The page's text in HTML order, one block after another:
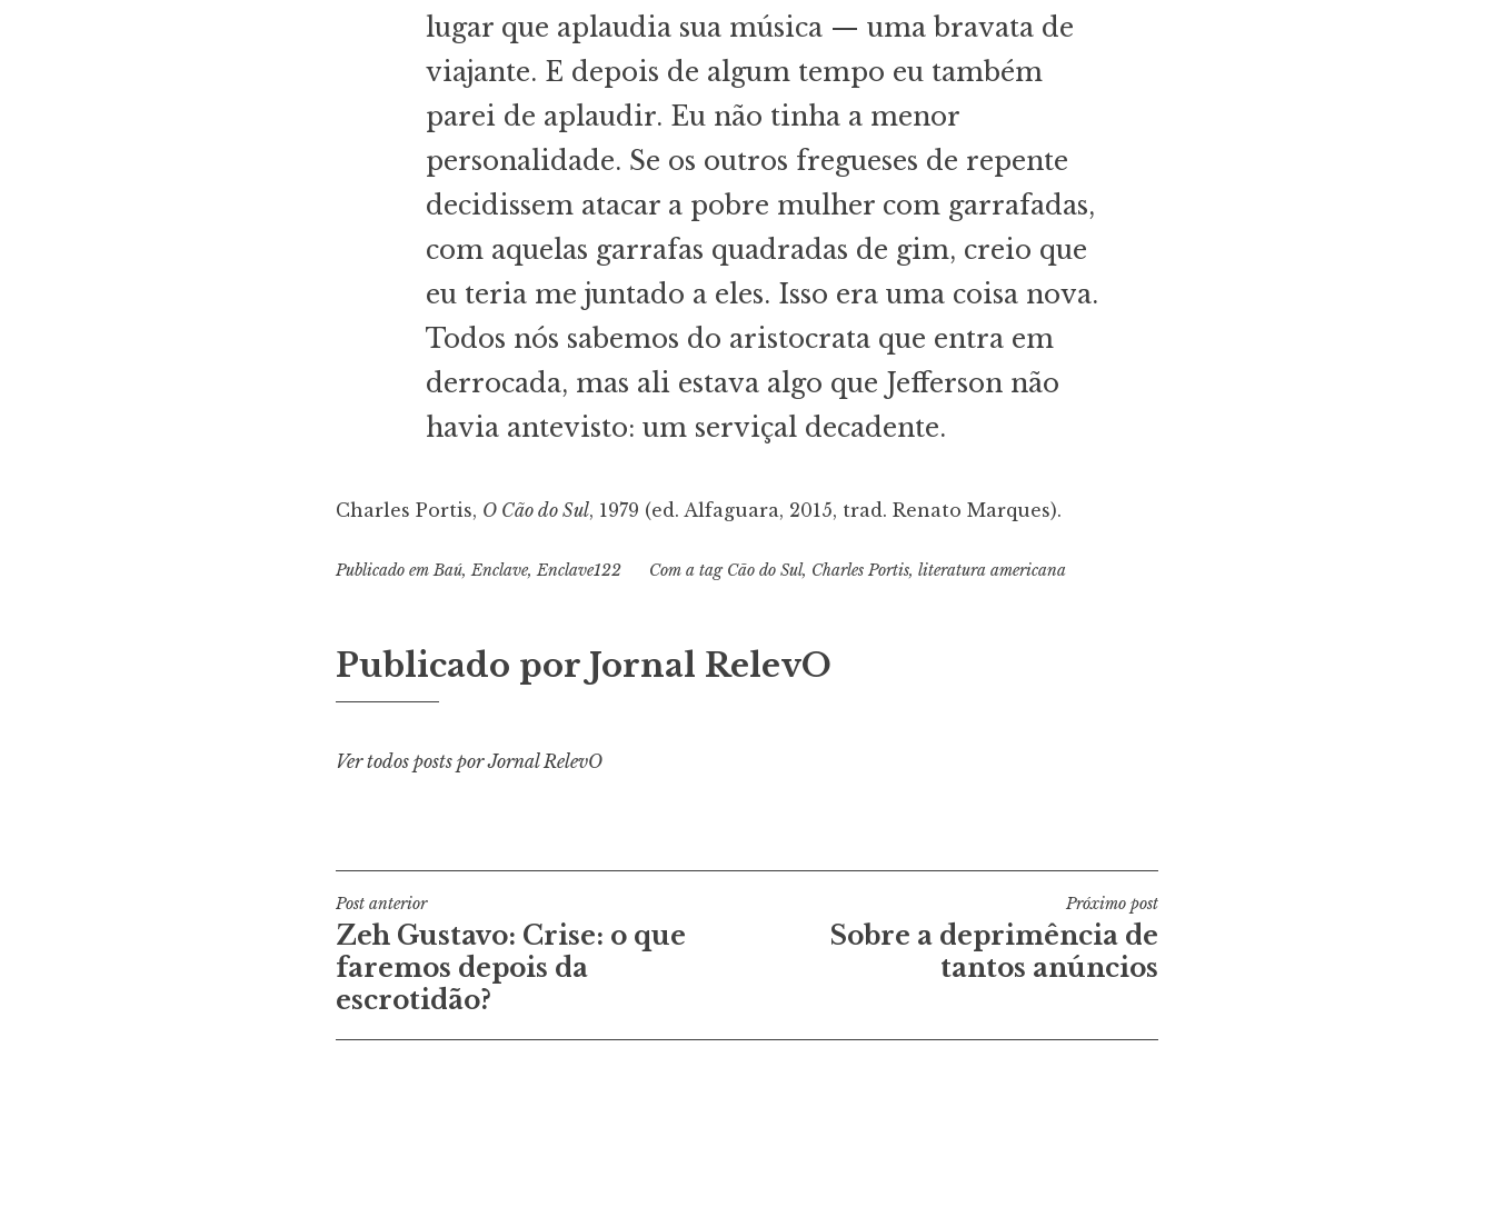
lugar que aplaudia sua música — uma bravata de
viajante. E depois de algum tempo eu também
parei de aplaudir. Eu não tinha a menor
personalidade. Se os outros fregueses de repente
decidissem atacar a pobre mulher com garrafadas,
com aquelas garrafas quadradas de gim, creio que
eu teria me juntado a eles. Isso era uma coisa nova.
Todos nós sabemos do aristocrata que entra em
derrocada, mas ali estava algo que Jefferson não
havia antevisto: um serviçal decadente.
Charles Portis, O Cão do Sul, 1979 (ed. Alfaguara, 2015, trad. Renato Marques).
Publicado emBaú,Enclave,Enclave122 Com a tag Cão do Sul, Charles Portis, literatura americana
Publicado por Jornal RelevO
Ver todos posts por Jornal RelevO
Navegação
de
Post
Post anterior
Zeh Gustavo: Crise: o que
faremos depois da
escrotidão?
Próximo post
Sobre a deprimência de
tantos anúncios